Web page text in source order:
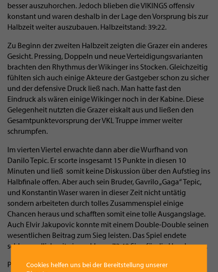
besser auszuhorchen. Jedoch blieben die VIKINGS offensiv
konstant und waren deshalb in der Lage den Vorsprung bis zur
Halbzeit weiter auszubauen. Halbzeitstand: 39:22.
Zu Beginn der zweiten Halbzeit zeigten die Grazer ein anderes
Gesicht. Pressing, Doppeln und neue Verteidigungsvarianten
brachten den Rhythmus der Wikinger ins Stocken. Gleichzeitig
fühlten sich auch einige Akteure der Gastgeber schon zu sicher
und der defensive Druck ließ nach. Man hatte fast den
Eindruck als wären einige Wikinger noch in der Kabine. Diese
Gelegenheit nutzten die Grazer eiskalt aus und ließen den
Gesamtpunktevorsprung der VKL Truppe immer weiter
schrumpfen.
Im vierten Viertel erwachte dann aber die Wurfhand von
Danilo Tepic. Er scorte insgesamt 15 Punkte in diesen 10
Minuten und ließ somit keine Diskussion über den Aufstieg ins
Halbfinale offen. Aber auch sein Bruder, Gavrilo „Gaga“ Tepic,
und Konstantin Waser waren in dieser Zeit nicht untätig
sondern arbeiteten durch tolles Zusammenspiel einige
Chancen heraus und schafften somit eine tolle Ausgangslage.
Auch Elvir Jakupovic konnte mit einem Double-Double seinen
wesentlichen Beitrag zum Sieg leisten. Das Spiel endete
schlussendlich mit einem klaren 72:48 Sieg für die Hausherren.
Paul Filzmoser (Headcoach VKL Vikings): „Ich habe nach 5
Cookies helfen uns bei der Bereitstellung unserer